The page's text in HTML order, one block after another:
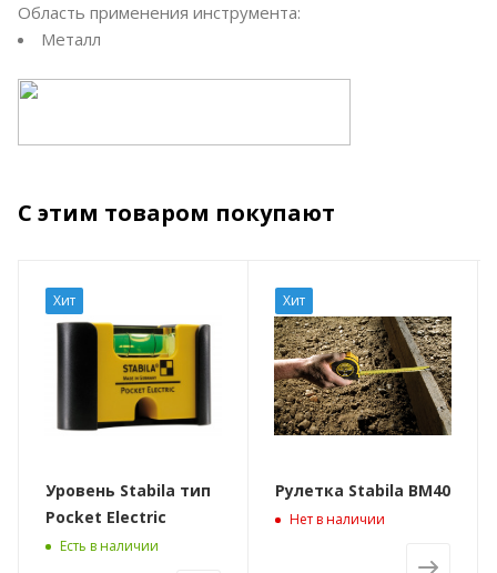
Область применения инструмента:
Металл
С этим товаром покупают
Хит
Уровень Stabila тип
Pocket Electric
Есть в наличии
Хит
Рулетка Stabila BM40
Нет в наличии